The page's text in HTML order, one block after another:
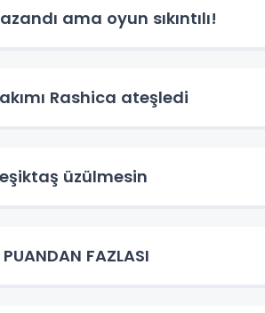
ama oyun sıkıntılı!
Rashica ateşledi
üzülmesin
FAZLASI